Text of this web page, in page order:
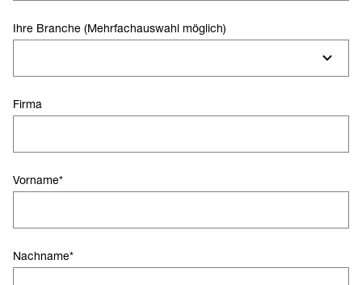
Ihre Branche (Mehrfachauswahl möglich)
Firma
Vorname*
Nachname*